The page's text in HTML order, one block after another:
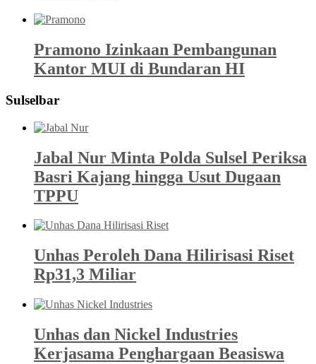
Pramono Izinkaan Pembangunan
Kantor MUI di Bundaran HI
Sulselbar
Jabal Nur Minta Polda Sulsel Periksa
Basri Kajang hingga Usut Dugaan
TPPU
Unhas Peroleh Dana Hilirisasi Riset
Rp31,3 Miliar
Unhas dan Nickel Industries
Kerjasama Penghargaan Beasiswa